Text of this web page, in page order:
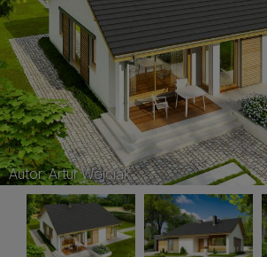
Autor: Artur Wójciak